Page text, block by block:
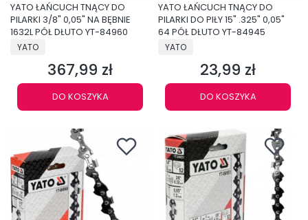
YATO ŁAŃCUCH TNĄCY DO
PILARKI 3/8" 0,05" NA BĘBNIE
1632L PÓŁ DŁUTO YT-84960
PRODUCENT
YATO
Cena
367,99 zł
DO KOSZYKA
YATO ŁAŃCUCH TNĄCY DO
PILARKI DO PIŁY 15" .325" 0,05"
64 PÓŁ DŁUTO YT-84945
PRODUCENT
YATO
Cena
23,99 zł
DO KOSZYKA